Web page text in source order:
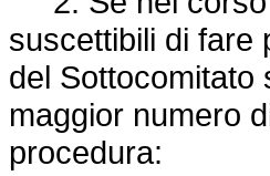
suscettibili di fare
del Sottocomitato
maggior numero
procedura: